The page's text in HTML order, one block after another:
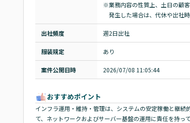
※業務内容の性質上、土日の顧
発生した場合は、代休や出社
出社頻度 週2日出社
服装規定 あり
案件公開日時 2026/07/08 11:05:44
おすすめポイント
インフラ運用・維持・管理は、システムの安定稼働と継
て、ネットワークおよびサーバー基盤の運用に責任を持